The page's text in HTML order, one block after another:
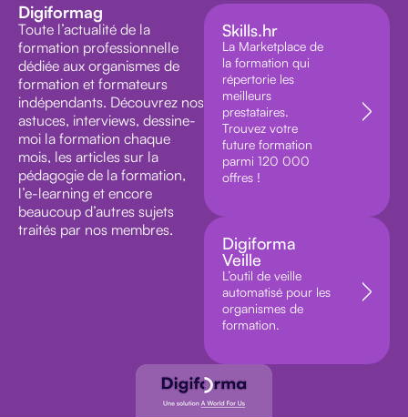
Digiformag
Toute l’actualité de la
formation professionnelle
dédiée aux organismes de
formation et formateurs
indépendants. Découvrez nos
astuces, interviews, dessine-
moi la formation chaque
mois, les articles sur la
pédagogie de la formation,
l’e-learning et encore
beaucoup d’autres sujets
traités par nos membres.
Skills.hr
La Marketplace de
la formation qui
répertorie les
meilleurs
prestataires.
Trouvez votre
future formation
parmi 120 000
offres !
Digiforma
Veille
L’outil de veille
automatisé pour les
organismes de
formation.